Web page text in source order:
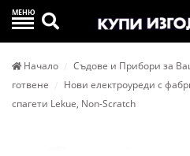
МЕНЮ Търси
Начало Съдове и Прибори за
готвене
Нови електроуреди с
спагети Lekue, Non-Scratch